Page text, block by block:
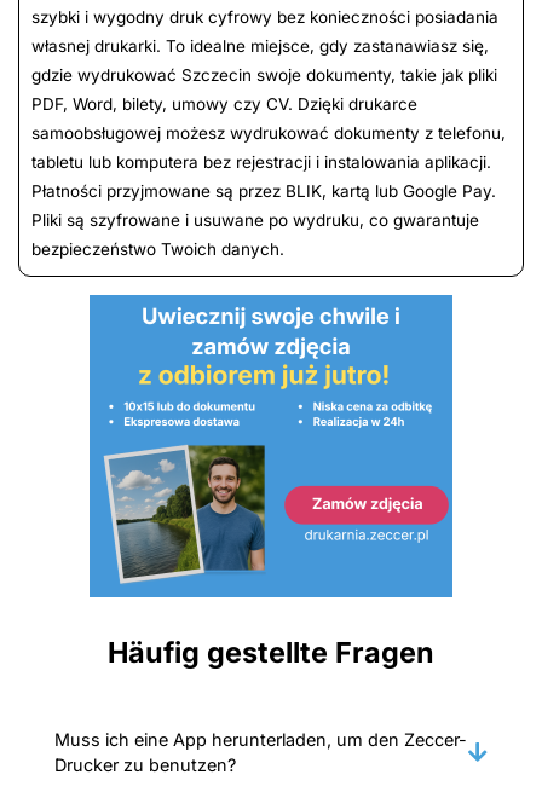
szybki i wygodny druk cyfrowy bez konieczności posiadania
własnej drukarki. To idealne miejsce, gdy zastanawiasz się,
gdzie wydrukować Szczecin swoje dokumenty, takie jak pliki
PDF, Word, bilety, umowy czy CV. Dzięki drukarce
samoobsługowej możesz wydrukować dokumenty z telefonu,
tabletu lub komputera bez rejestracji i instalowania aplikacji.
Płatności przyjmowane są przez BLIK, kartą lub Google Pay.
Pliki są szyfrowane i usuwane po wydruku, co gwarantuje
bezpieczeństwo Twoich danych.
Häufig gestellte Fragen
Muss ich eine App herunterladen, um den Zeccer-
Drucker zu benutzen?